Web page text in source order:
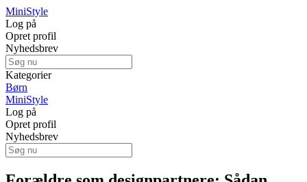
MiniStyle
Log på
Opret profil
Nyhedsbrev
Kategorier
Børn
MiniStyle
Log på
Opret profil
Nyhedsbrev